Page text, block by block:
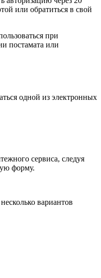
или обратиться в свой
при
постамата или
одной из электронных
сервиса, следуя
форму.
вариантов